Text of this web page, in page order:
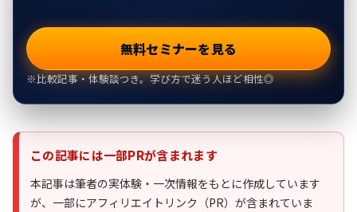
無料セミナーを見る
※比較記事・体験談つき。学び方で迷う人ほど相性◎
この記事には一部PRが含まれます
本記事は筆者の実体験・一次情報をもとに作成しています
が、一部にアフィリエイトリンク（PR）が含まれていま